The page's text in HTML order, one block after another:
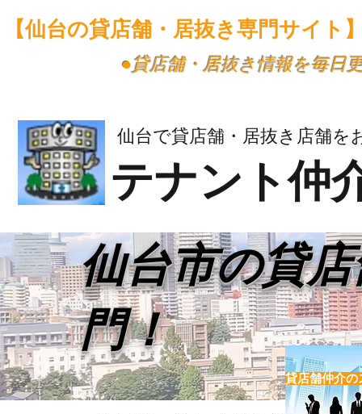
【仙台の貸店舗・居抜き専門サイト
​●貸店舗・居抜き情報を毎日
仙台で貸店舗・居抜き店舗を
テナント仲
仙台市の貸
門！
貸店舗仲介の